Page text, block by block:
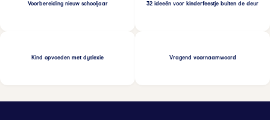
Voorbereiding nieuw schooljaar 32 ideeën voor kinderfeestje buiten de deur
Kind opvoeden met dyslexie Vragend voornaamwoord